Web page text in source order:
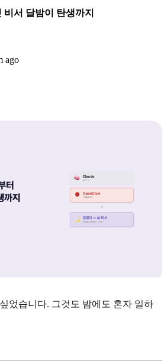
서 달밤이 탄생까지
ago
었습니다. 그것도 밤에도 혼자 일하